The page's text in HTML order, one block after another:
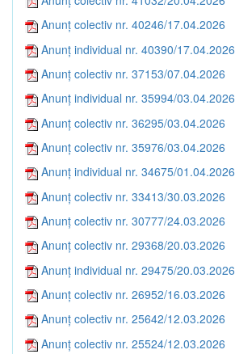
Anunț colectiv nr. 40246/17.04.2026
Anunț individual nr. 40390/17.04.2026
Anunț colectiv nr. 37153/07.04.2026
Anunț individual nr. 35994/03.04.2026
Anunț colectiv nr. 36295/03.04.2026
Anunț colectiv nr. 35976/03.04.2026
Anunț individual nr. 34675/01.04.2026
Anunț colectiv nr. 33413/30.03.2026
Anunț colectiv nr. 30777/24.03.2026
Anunț colectiv nr. 29368/20.03.2026
Anunț individual nr. 29475/20.03.2026
Anunț colectiv nr. 26952/16.03.2026
Anunț colectiv nr. 25642/12.03.2026
Anunț colectiv nr. 25524/12.03.2026